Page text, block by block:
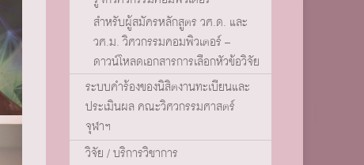
สำหรับผู้สมัครหลักสูตร วศ.ด. และ
วศ.ม. วิศวกรรมคอมพิวเตอร์ –
ดาวน์โหลดเอกสารการเลือกหัวข้อวิจัย
ระบบคำร้องของนิสิตงานทะเบียนและ
ประเมินผล คณะวิศวกรรมศาสตร์
จุฬาฯ
วิจัย / บริการวิชาการ